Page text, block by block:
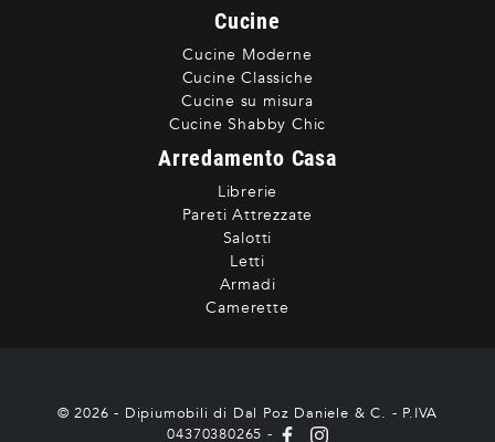
Cucine
Cucine Moderne
Cucine Classiche
Cucine su misura
Cucine Shabby Chic
Arredamento Casa
Librerie
Pareti Attrezzate
Salotti
Letti
Armadi
Camerette
© 2026 - Dipiumobili di Dal Poz Daniele & C. - P.IVA
04370380265 -